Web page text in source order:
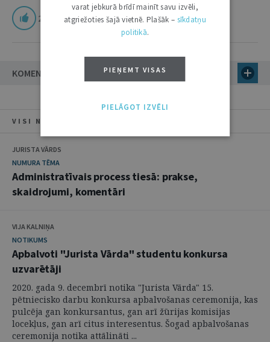
2
KOMENTĀRI
VISI NUMURA RAKSTI
JURISTA VĀRDS
NUMURA TĒMA
Administratīvais process tiesā: prakse,
skaidrojumi, komentāri
VIJA KALNIŅA
NOTIKUMS
Apbalvoti "Jurista Vārda" studentu konkursa
uzvarētāji
2020. gada 9. decembrī notika "Jurista Vārda" 15.
pētniecisko darbu konkursa apbalvošanas ceremonija, kas
pulcēja gan konkursantus, gan arī žūrijas komisijas
locekļus, gan arī citus interesentus. Šogad apbalvošanas
ceremonija notika attālināti ...
varat jebkurā brīdī mainīt savu izvēli,
atgriežoties šajā vietnē. Plašāk – sīkdatņu
politikā.
PIEŅEMT VISAS
PIELĀGOT IZVĒLI